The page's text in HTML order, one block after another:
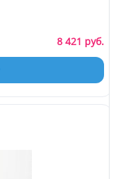
8 421 руб.